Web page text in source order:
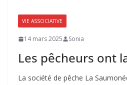
VIE ASSOCIATIVE
14 mars 2025 Sonia
Les pêcheurs ont
La société de pêche La